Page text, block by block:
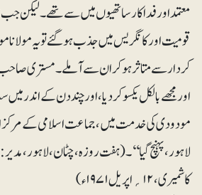
معتمد اور فداکار ساتھیوں میں سے تھے۔ لیکن جب
قومیت اور کانگریس میں جذب ہوگئے تو یہ
کردار سے متاثر ہوکر ان سے آملے۔ مستری
اور مجھے بالکل یکسو کردیا، اور چند دن کے اندر
مودودی کی خدمت میں، جماعت اسلامی کے مرکز
لاہور، پہنچ گیا‘‘۔ (ہفت روزہ، چٹان،
کاشمیری، ۱۲؍اپریل ۱۹۷۱ء)